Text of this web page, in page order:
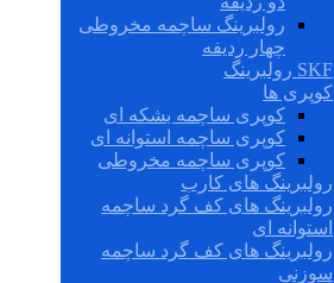
رولبرینگ ساچمه مخروطی
چهار ردیفه
SKF رولبرینگ
کوپری ها
کوپری ساچمه بشکه ای
کوپری ساچمه استوانه ای
کوپری ساچمه مخروطی
رولبرینگ های کارب
رولبرینگ های کف گرد ساچمه
استوانه ای
رولبرینگ های کف گرد ساچمه
سوزنی